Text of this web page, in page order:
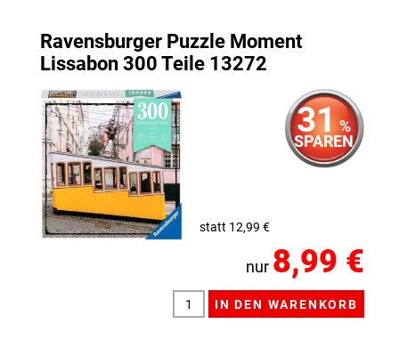
Ravensburger Puzzle Moment
Lissabon 300 Teile 13272
31 %
SPAREN
statt 12,99 €
nur 8,99 €